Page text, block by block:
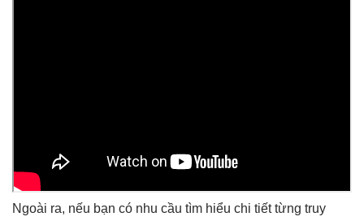
Ngoài ra, nếu bạn có nhu cầu tìm hiểu chi tiết từng truy